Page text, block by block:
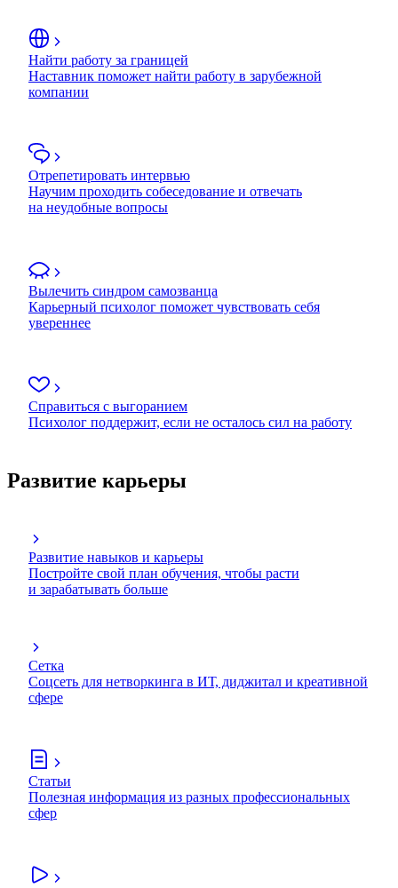
Найти работу за границей
Наставник поможет найти работу в зарубежной
компании
Отрепетировать интервью
Научим проходить собеседование и отвечать
на неудобные вопросы
Вылечить синдром самозванца
Карьерный психолог поможет чувствовать себя
увереннее
Справиться с выгоранием
Психолог поддержит, если не осталось сил на работу
Развитие карьеры
Развитие навыков и карьеры
Постройте свой план обучения, чтобы расти
и зарабатывать больше
Сетка
Соцсеть для нетворкинга в ИТ, диджитал и креативной
сфере
Статьи
Полезная информация из разных профессиональных
сфер